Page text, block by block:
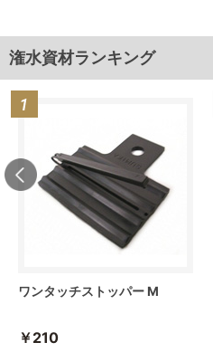
潅水資材ランキング
ワンタッチストッパー M
￥210